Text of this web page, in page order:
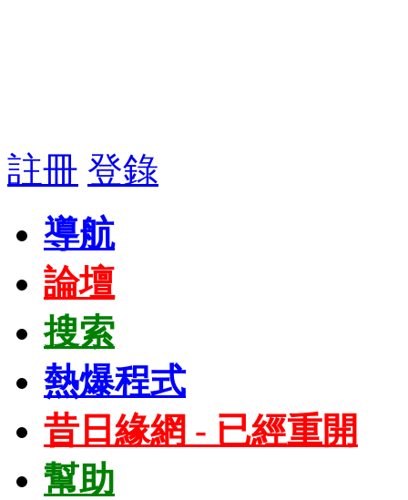
註冊 登錄
導航
論壇
搜索
熱爆程式
昔日緣網 - 已經重開
幫助